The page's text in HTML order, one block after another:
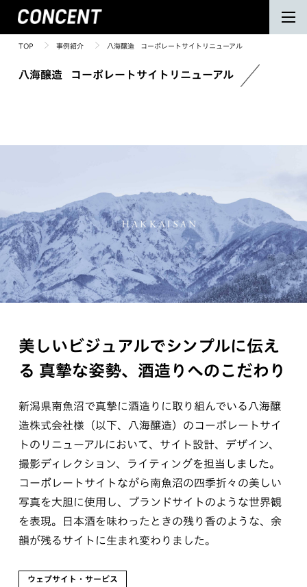
TOP 事例紹介 八海醸造 コーポレートサイトリニューアル
八海醸造 コーポレートサイトリニューアル
美しいビジュアルでシンプルに伝え
る 真摯な姿勢、酒造りへのこだわり
新潟県南魚沼で真摯に酒造りに取り組んでいる八海醸
造株式会社様（以下、八海醸造）のコーポレートサイ
トのリニューアルにおいて、サイト設計、デザイン、
撮影ディレクション、ライティングを担当しました。
コーポレートサイトながら南魚沼の四季折々の美しい
写真を大胆に使用し、ブランドサイトのような世界観
を表現。日本酒を味わったときの残り香のような、余
韻が残るサイトに生まれ変わりました。
ウェブサイト・サービス